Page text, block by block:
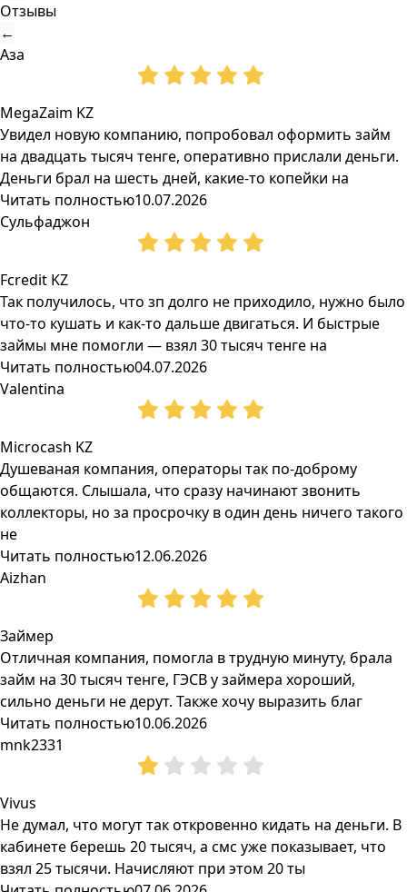
Отзывы
←
Аза
MegaZaim KZ
Увидел новую компанию, попробовал оформить займ
на двадцать тысяч тенге, оперативно прислали деньги.
Деньги брал на шесть дней, какие-то копейки на
Читать полностью10.07.2026
Сульфаджон
Fcredit KZ
Так получилось, что зп долго не приходило, нужно было
что-то кушать и как-то дальше двигаться. И быстрые
займы мне помогли — взял 30 тысяч тенге на
Читать полностью04.07.2026
Valentina
Microcash KZ
Душеваная компания, операторы так по-доброму
общаются. Слышала, что сразу начинают звонить
коллекторы, но за просрочку в один день ничего такого
не
Читать полностью12.06.2026
Aizhan
Займер
Отличная компания, помогла в трудную минуту, брала
займ на 30 тысяч тенге, ГЭСВ у займера хороший,
сильно деньги не дерут. Также хочу выразить благ
Читать полностью10.06.2026
mnk2331
Vivus
Не думал, что могут так откровенно кидать на деньги. В
кабинете берешь 20 тысяч, а смс уже показывает, что
взял 25 тысячи. Начисляют при этом 20 ты